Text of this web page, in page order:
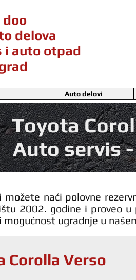
delova
i auto otpad
Auto delovi
Toyota
Auto servis
možete naći polovne
2002. godine i proveo
ugradnje u
Corolla Verso